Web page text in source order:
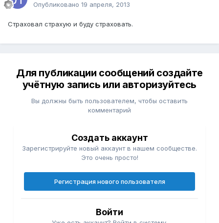
Опубликовано 19 апреля, 2013
Страховал страхую и буду страховать.
Для публикации сообщений создайте
учётную запись или авторизуйтесь
Вы должны быть пользователем, чтобы оставить
комментарий
Создать аккаунт
Зарегистрируйте новый аккаунт в нашем сообществе.
Это очень просто!
Регистрация нового пользователя
Войти